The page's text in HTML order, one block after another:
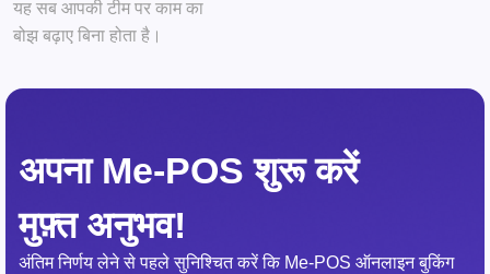
यह सब आपकी टीम पर काम का
बोझ बढ़ाए बिना होता है।
अपना Me-POS शुरू करें
मुफ़्त अनुभव!
अंतिम निर्णय लेने से पहले सुनिश्चित करें कि Me-POS ऑनलाइन बुकिंग